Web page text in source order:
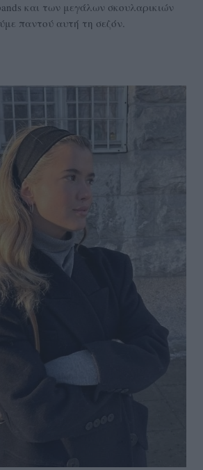
και των μεγάλων σκουλαρικιών
παντού αυτή τη σεζόν.